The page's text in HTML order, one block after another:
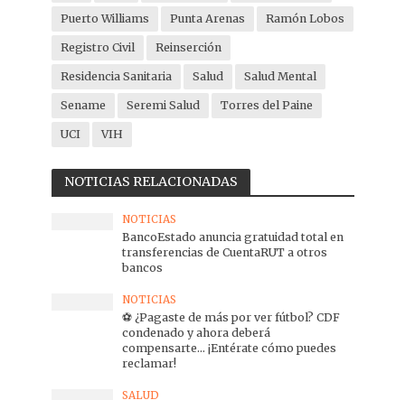
Puerto Williams Punta Arenas Ramón Lobos
Registro Civil Reinserción
Residencia Sanitaria Salud Salud Mental
Sename Seremi Salud Torres del Paine
UCI VIH
NOTICIAS RELACIONADAS
NOTICIAS
BancoEstado anuncia gratuidad total en
transferencias de CuentaRUT a otros
bancos
NOTICIAS
⚽ ¿Pagaste de más por ver fútbol? CDF
condenado y ahora deberá
compensarte… ¡Entérate cómo puedes
reclamar!
SALUD